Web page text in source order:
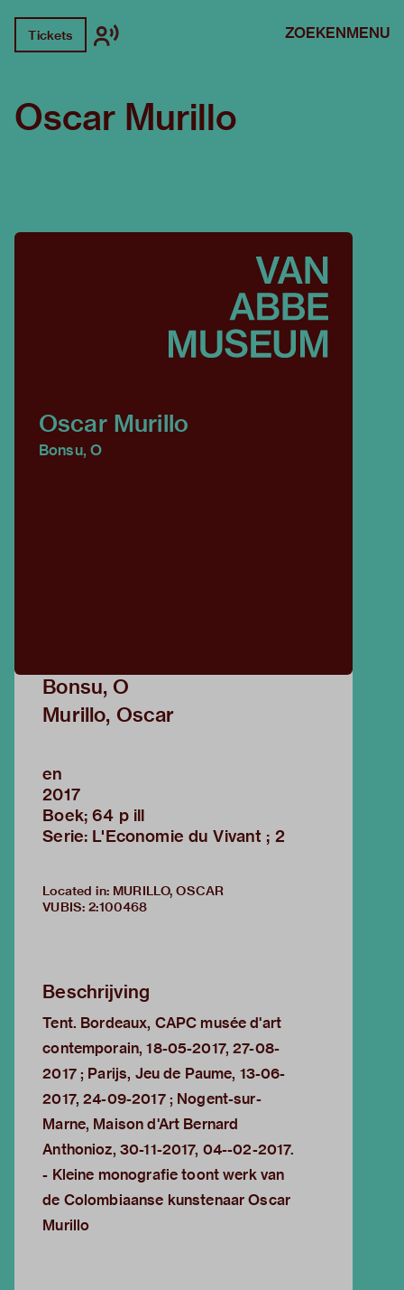
Tickets ZOEKENMENU
Oscar Murillo
Oscar Murillo
Bonsu, O
Bonsu, O
Murillo, Oscar
en
2017
Boek; 64 p ill
Serie: L'Economie du Vivant ; 2
Located in: MURILLO, OSCAR
VUBIS: 2:100468
Beschrijving
Tent. Bordeaux, CAPC musée d'art
contemporain, 18-05-2017, 27-08-
2017 ; Parijs, Jeu de Paume, 13-06-
2017, 24-09-2017 ; Nogent-sur-
Marne, Maison d'Art Bernard
Anthonioz, 30-11-2017, 04--02-2017.
- Kleine monografie toont werk van
de Colombiaanse kunstenaar Oscar
Murillo